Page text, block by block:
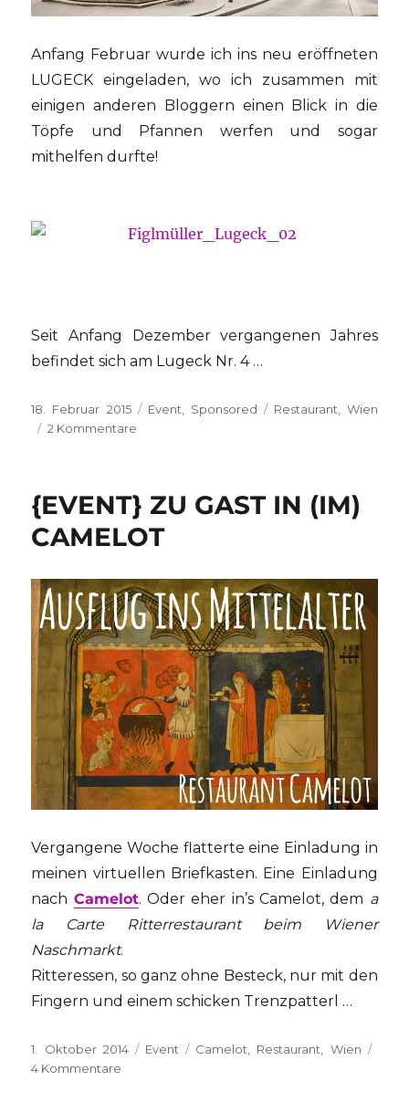
Anfang Februar wurde ich ins neu eröffneten
LUGECK eingeladen, wo ich zusammen mit
einigen anderen Bloggern einen Blick in die
Töpfe und Pfannen werfen und sogar
mithelfen durfte!
Seit Anfang Dezember vergangenen Jahres
befindet sich am Lugeck Nr. 4 …
Veröffentlicht
am
18. Februar 2015 Kategorien
Event Sponsored Schlagwörter
Restaurant
Wien
2 Kommentare
Figlmüller
LUGECK
{EVENT} ZU GAST IN (IM)
CAMELOT
Vergangene Woche flatterte eine Einladung in
meinen virtuellen Briefkasten. Eine Einladung
nach Camelot. Oder eher in’s Camelot, dem a
la Carte Ritterrestaurant beim Wiener
Naschmarkt.
Ritteressen, so ganz ohne Besteck, nur mit den
Fingern und einem schicken Trenzpatterl …
Veröffentlicht
am
1. Oktober 2014 Kategorien
Event Schlagwörter
Camelot Restaurant
Wien
4 Kommentare